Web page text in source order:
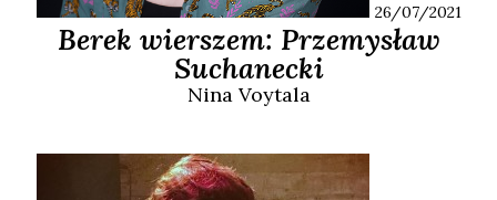
26/07/2021
Berek wierszem: Przemysław
Suchanecki
Nina Voytala